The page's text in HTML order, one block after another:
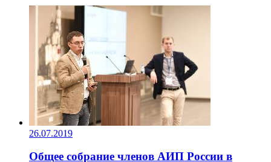
26.07.2019
Общее собрание членов АИП России в